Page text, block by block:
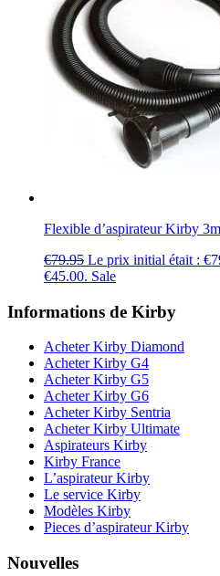
Flexible d’aspirateur Kirby
€79.95 Le prix initial était :
€45.00. Sale
Informations de Kirby
Acheter Kirby Diamond
Acheter Kirby G4
Acheter Kirby G5
Acheter Kirby G6
Acheter Kirby Sentria
Acheter Kirby Ultimate
Aspirateurs Kirby
Kirby France
L’aspirateur Kirby
Le service Kirby
Modèles Kirby
Pieces d’aspirateur Kirby
Nouvelles